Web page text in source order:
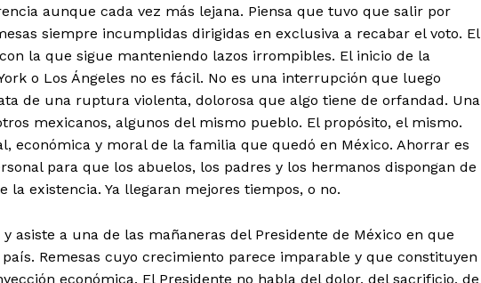
SUSCRIBIRSE
aunque cada vez más lejana. Piensa que tuvo que salir por
siempre incumplidas dirigidas en exclusiva a recabar el voto. El
la que sigue manteniendo lazos irrompibles. El inicio de la
o Los Ángeles no es fácil. No es una interrupción que luego
de una ruptura violenta, dolorosa que algo tiene de orfandad. Una
mexicanos, algunos del mismo pueblo. El propósito, el mismo.
económica y moral de la familia que quedó en México. Ahorrar es
para que los abuelos, los padres y los hermanos dispongan de
existencia. Ya llegaran mejores tiempos, o no.
asiste a una de las mañaneras del Presidente de México en que
Remesas cuyo crecimiento parece imparable y que constituyen
económica. El Presidente no habla del dolor, del sacrificio, de